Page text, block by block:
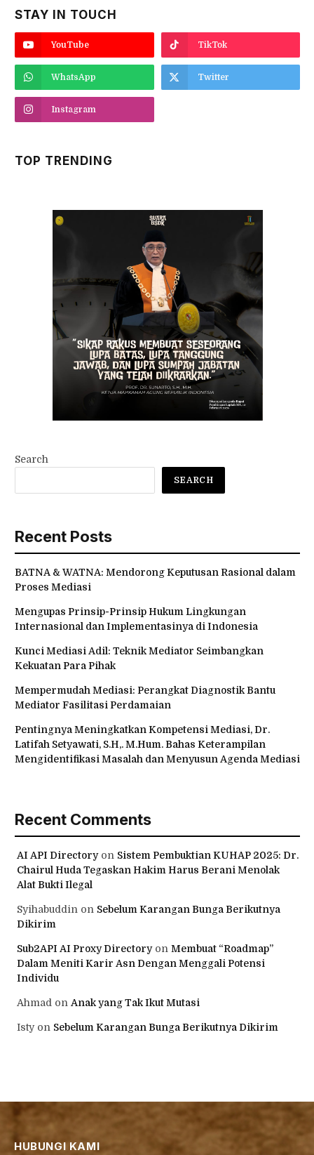
STAY IN TOUCH
YouTube TikTok
WhatsApp Twitter
Instagram
TOP TRENDING
Search
SEARCH
Recent Posts
BATNA & WATNA: Mendorong Keputusan Rasional dalam
Proses Mediasi
Mengupas Prinsip-Prinsip Hukum Lingkungan
Internasional dan Implementasinya di Indonesia
Kunci Mediasi Adil: Teknik Mediator Seimbangkan
Kekuatan Para Pihak
Mempermudah Mediasi: Perangkat Diagnostik Bantu
Mediator Fasilitasi Perdamaian
Pentingnya Meningkatkan Kompetensi Mediasi, Dr.
Latifah Setyawati, S.H,. M.Hum. Bahas Keterampilan
Mengidentifikasi Masalah dan Menyusun Agenda Mediasi
Recent Comments
AI API Directoryon Sistem Pembuktian KUHAP 2025: Dr.
Chairul Huda Tegaskan Hakim Harus Berani Menolak
Alat Bukti Ilegal
Syihabuddin on Sebelum Karangan Bunga Berikutnya
Dikirim
Sub2API AI Proxy Directoryon Membuat “Roadmap”
Dalam Meniti Karir Asn Dengan Menggali Potensi
Individu
Ahmad on Anak yang Tak Ikut Mutasi
Istyon Sebelum Karangan Bunga Berikutnya Dikirim
HUBUNGI KAMI